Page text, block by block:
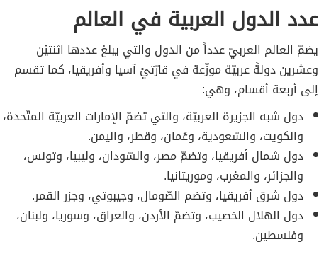
عدد الدول العربية في العالم
يضمّ العالم العربيّ عدداً من الدول والتي يبلغ عددها اثنتيْن
وعشرين دولةً عربيّة موزّعة في قارّتيْ آسيا وأفريقيا، كما تقسم
إلى أربعة أقسام، وهي:
دول شبه الجزيرة العربيّة، والتي تضمّ الإمارات العربيّة المتّحدة،
والكويت، والسّعودية، وعُمان، وقطر، واليمن.
دول شمال أفريقيا، وتضمّ مصر، والسّودان، وليبيا، وتونس،
والجزائر، والمغرب، وموريتانيا.
دول شرق أفريقيا، وتضم الصّومال، وجيبوتي، وجزر القمر.
دول الهلال الخصيب، وتضمّ الأردن، والعراق، وسوريا، ولبنان،
وفلسطين.